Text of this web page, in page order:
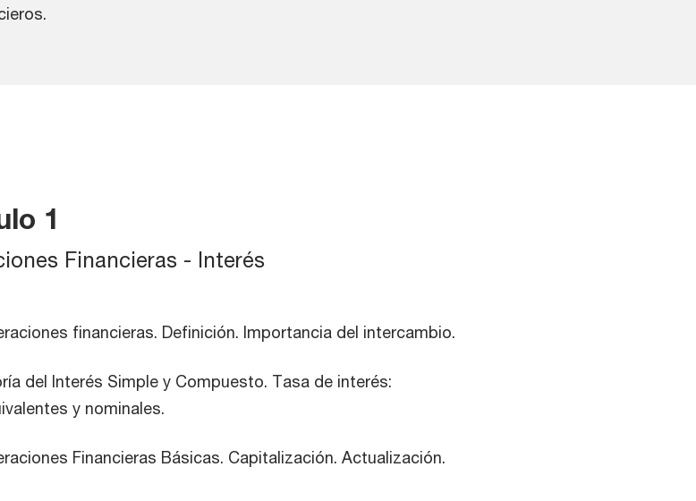
1
Financieras - Interés
financieras. Definición. Importancia del intercambio.
del Interés Simple y Compuesto. Tasa de interés:
y nominales.
Financieras Básicas. Capitalización. Actualización.